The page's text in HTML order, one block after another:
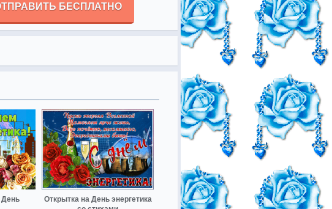
БЕСПЛАТНО
День
Открытка на День энергетика